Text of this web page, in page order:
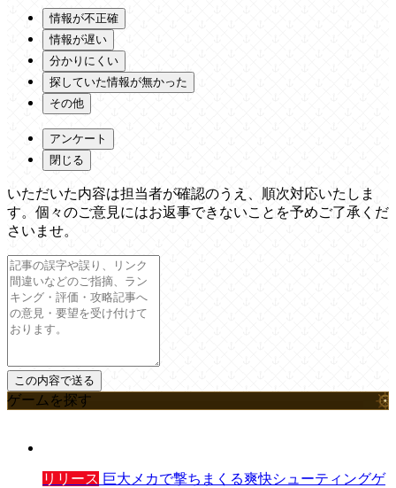
情報が不正確
情報が遅い
分かりにくい
探していた情報が無かった
その他
アンケート
閉じる
いただいた内容は担当者が確認のうえ、順次対応いたしま
す。個々のご意見にはお返事できないことを予めご了承くだ
さいませ。
ゲームを探す
リリース 巨大メカで撃ちまくる爽快シューティングゲ